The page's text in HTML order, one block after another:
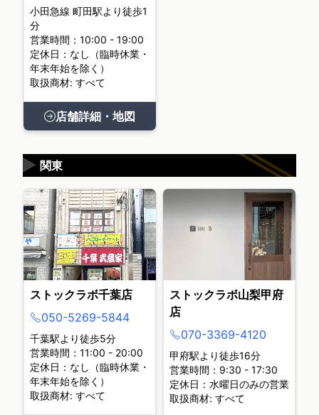
小田急線 町田駅より徒歩1
分
営業時間：10:00 - 19:00
定休日：なし（臨時休業・
年末年始を除く）
取扱商材: すべて
店舗詳細・地図
関東
▶
ストックラボ千葉店
050-5269-5844
千葉駅より徒歩5分
営業時間：11:00 - 20:00
定休日：なし（臨時休業・
年末年始を除く）
取扱商材: すべて
ストックラボ山梨甲府
店
070-3369-4120
甲府駅より徒歩16分
営業時間：9:30 - 17:30
定休日：水曜日のみの営業
取扱商材: すべて